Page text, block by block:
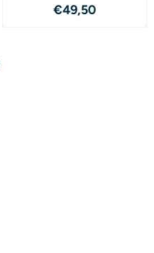
Prijs: 49,50
€49,50